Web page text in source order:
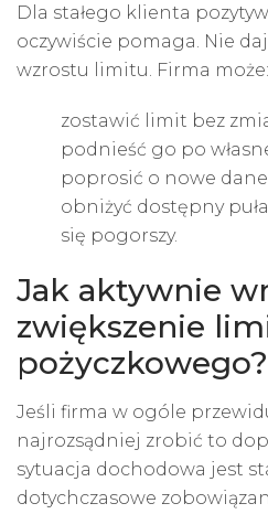
Dla stałego klienta
oczywiście pomaga. Nie
wzrostu limitu. Firma może:
zostawić limit bez
podnieść go po
poprosić o nowe
obniżyć dostępny
się pogorszy.
Jak aktywnie
zwiększenie
pożyczkowego?
Jeśli firma w ogóle
najrozsądniej zrobić to
sytuacja dochodowa jest
dotychczasowe